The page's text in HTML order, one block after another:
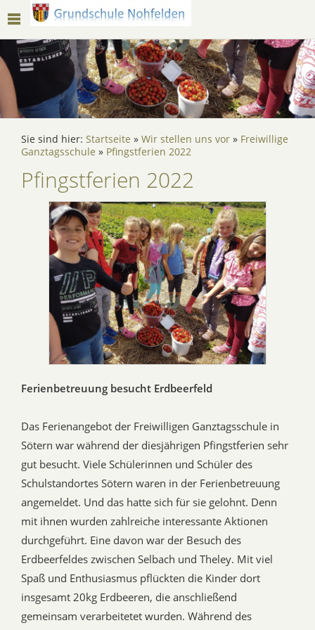
Sie sind hier: Startseite » Wir stellen uns vor » Freiwillige
Ganztagsschule » Pfingstferien 2022
Pfingstferien 2022
Ferienbetreuung besucht Erdbeerfeld
Das Ferienangebot der Freiwilligen Ganztagsschule in
Sötern war während der diesjährigen Pfingstferien sehr
gut besucht. Viele Schülerinnen und Schüler des
Schulstandortes Sötern waren in der Ferienbetreuung
angemeldet. Und das hatte sich für sie gelohnt. Denn
mit ihnen wurden zahlreiche interessante Aktionen
durchgeführt. Eine davon war der Besuch des
Erdbeerfeldes zwischen Selbach und Theley. Mit viel
Spaß und Enthusiasmus pflückten die Kinder dort
insgesamt 20kg Erdbeeren, die anschließend
gemeinsam verarbeitetet wurden. Während des